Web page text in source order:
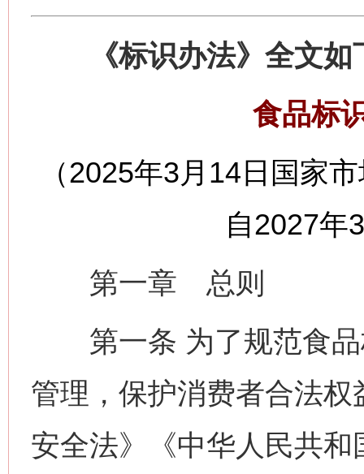
《标识办法》全文如
食品标
（2025年3月14日国家
自2027年
第一章 总则
第一条 为了规范食品
管理，保护消费者合法
安全法》《中华人民共